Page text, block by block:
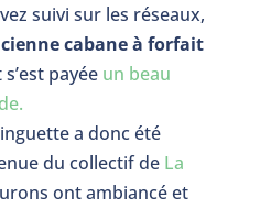
suivi sur les réseaux,
cabane à forfait
payéeun beau
a donc été
du collectif de La
ont ambiancé et